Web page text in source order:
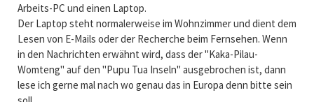
Arbeits-PC und einen Laptop.
Der Laptop steht normalerweise im Wohnzimmer und dient dem
Lesen von E-Mails oder der Recherche beim Fernsehen. Wenn
in den Nachrichten erwähnt wird, dass der "Kaka-Pilau-
Womteng" auf den "Pupu Tua Inseln" ausgebrochen ist, dann
lese ich gerne mal nach wo genau das in Europa denn bitte sein